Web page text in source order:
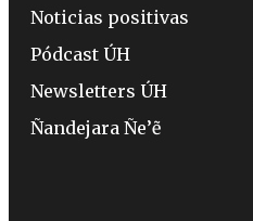
Noticias positivas
Pódcast ÚH
Newsletters ÚH
Ñandejara Ñe’ẽ